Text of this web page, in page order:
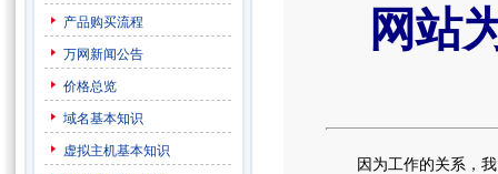
产品购买流程
万网新闻公告
价格总览
域名基本知识
虚拟主机基本知识
网站
因为工作的关系，我